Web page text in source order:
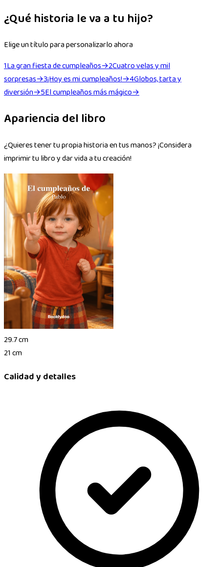
¿Qué historia le va a tu hijo?
Elige un título para personalizarlo ahora
1La gran fiesta de cumpleaños→2Cuatro velas y mil
sorpresas→3¡Hoy es mi cumpleaños!→4Globos, tarta y
diversión→5El cumpleaños más mágico→
Apariencia del libro
¿Quieres tener tu propia historia en tus manos? ¡Considera
imprimir tu libro y dar vida a tu creación!
29.7 cm
21 cm
Calidad y detalles